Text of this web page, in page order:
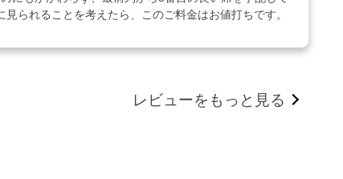
られることを考えたら、このご料金はお値打ちです。
レビューをもっと見る